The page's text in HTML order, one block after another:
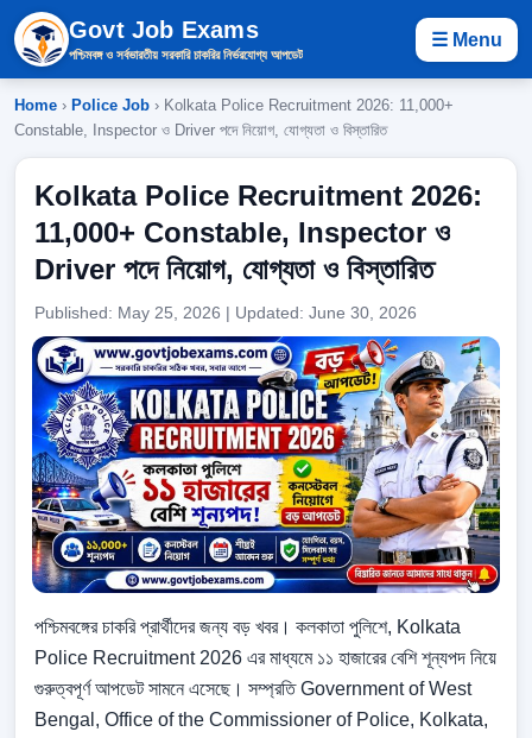
Govt Job Exams
পশ্চিমবঙ্গ ও সর্বভারতীয় সরকারি চাকরির নির্ভরযোগ্য আপডেট
☰ Menu
Home › Police Job › Kolkata Police Recruitment 2026: 11,000+
Constable, Inspector ও Driver পদে নিয়োগ, যোগ্যতা ও বিস্তারিত
Kolkata Police Recruitment 2026:
11,000+ Constable, Inspector ও
Driver পদে নিয়োগ, যোগ্যতা ও বিস্তারিত
Published: May 25, 2026 | Updated: June 30, 2026
পশ্চিমবঙ্গের চাকরি প্রার্থীদের জন্য বড় খবর। কলকাতা পুলিশে, Kolkata
Police Recruitment 2026 এর মাধ্যমে ১১ হাজারের বেশি শূন্যপদ নিয়ে
গুরুত্বপূর্ণ আপডেট সামনে এসেছে। সম্প্রতি Government of West
Bengal, Office of the Commissioner of Police, Kolkata,